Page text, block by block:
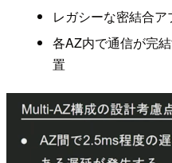
レガシーな密結合
各AZ内で通信が完
置